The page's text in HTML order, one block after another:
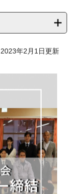
年2月1日更新